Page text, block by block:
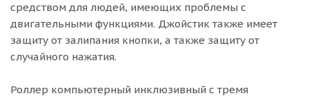
средством для людей, имеющих проблемы с
двигательными функциями. Джойстик также имеет
защиту от залипания кнопки, а также защиту от
случайного нажатия.
Роллер компьютерный инклюзивный с тремя